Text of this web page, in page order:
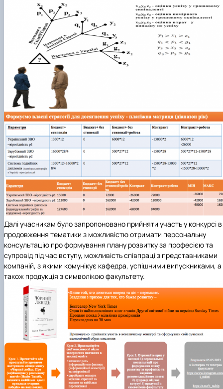
Далі учасникам було запропоновано прийняти участь у конкурсі в
продовження тематики з можливістю отримати персональну
консультацію про формування плану розвитку за професією та
cупровід під час вступу, можливість співпраці з представниками
компаній, з якими комунікує кафедра, успішними випускниками, а
також продукція з символікою факультету.